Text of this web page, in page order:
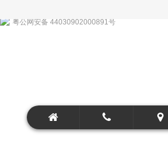
粤公网安备 44030902000891号